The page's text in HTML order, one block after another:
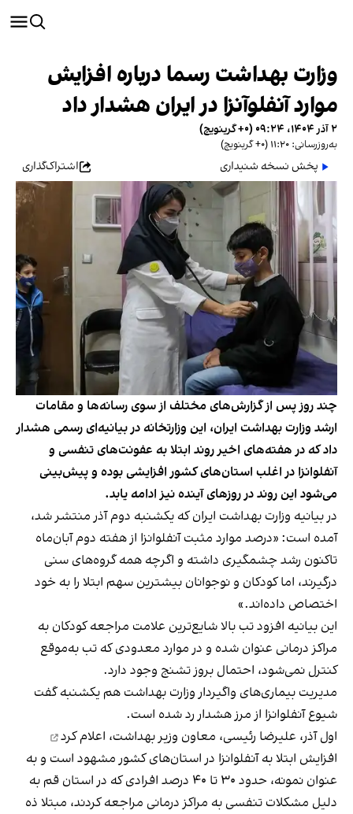
وزارت بهداشت رسما درباره افزایش
موارد آنفلوآنزا در ایران هشدار داد
۲ آذر ۱۴۰۴، ۰۹:۲۴ (‎+۰ گرینویچ)
به‌روزرسانی: ۱۱:۲۰ (‎+۰ گرینویچ)
پخش نسخه شنیداری اشتراک‌گذاری
چند روز پس از گزارش‌های مختلف از سوی رسانه‌ها و مقامات
ارشد وزارت بهداشت ایران، این وزارتخانه در بیانیه‌ای رسمی هشدار
داد که در هفته‌های اخیر روند ابتلا به عفونت‌های تنفسی و
آنفلوانزا در اغلب استان‌های کشور افزایشی بوده و پیش‌بینی
می‌شود این روند در روزهای آینده نیز ادامه یابد.
در بیانیه وزارت بهداشت ایران که یکشنبه دوم آذر منتشر شد،
آمده است: «درصد موارد مثبت آنفلوانزا از هفته دوم آبان‌ماه
تاکنون رشد چشمگیری داشته و اگرچه همه گروه‌های سنی
درگیرند، اما کودکان و نوجوانان بیشترین سهم ابتلا را به خود
اختصاص داده‌اند.»
این بیانیه افزود تب بالا شایع‌ترین علامت مراجعه کودکان به
مراکز درمانی عنوان شده و در موارد معدودی که تب به‌موقع
کنترل نمی‌شود، احتمال بروز تشنج وجود دارد.
مدیریت بیماری‌های واگیردار وزارت بهداشت هم یکشنبه گفت
شیوع آنفلوانزا از مرز هشدار رد شده است.
اول آذر، علیرضا رئیسی، معاون وزیر بهداشت، اعلام کرد
افزایش ابتلا به آنفلوانزا در استان‌های کشور مشهود است و به
عنوان نمونه، حدود ۳۰ تا ۴۰ درصد افرادی که در استان قم به
دلیل مشکلات تنفسی به مراکز درمانی مراجعه کردند، مبتلا ذه